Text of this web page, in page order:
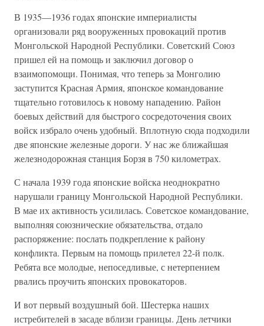
В 1935—1936 годах японские империалисты
организовали ряд вооруженных провокаций против
Монгольской Народной Республики. Советский Союз
пришел ей на помощь и заключил договор о
взаимопомощи. Понимая, что теперь за Монголию
заступится Красная Армия, японское командование
тщательно готовилось к новому нападению. Район
боевых действий для быстрого сосредоточения своих
войск избрало очень удобный. Вплотную сюда подходили
две японские железные дороги. У нас же ближайшая
железнодорожная станция Борзя в 750 километрах.
С начала 1939 года японские войска неоднократно
нарушали границу Монгольской Народной Республики.
В мае их активность усилилась. Советское командование,
выполняя союзнические обязательства, отдало
распоряжение: послать подкрепление к району
конфликта. Первым на помощь прилетел 22-й полк.
Ребята все молодые, непоседливые, с нетерпением
рвались проучить японских провокаторов.
И вот первый воздушный бой. Шестерка наших
истребителей в засаде вблизи границы. День летчики